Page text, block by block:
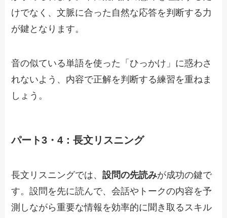
けでなく、文脈に合った自然な応答を判断する力
が鍵となります。
音の似ている単語を使った「ひっかけ」に惑わさ
れないよう、内容で正解を判断する練習を重ねま
しょう。
パート3・4：長文リスニング
長文リスニングでは、設問の先読みが成功の鍵で
す。設問を先に読んで、会話やトークの内容を予
測しながら重要な情報を効率的に聞き取るスキル